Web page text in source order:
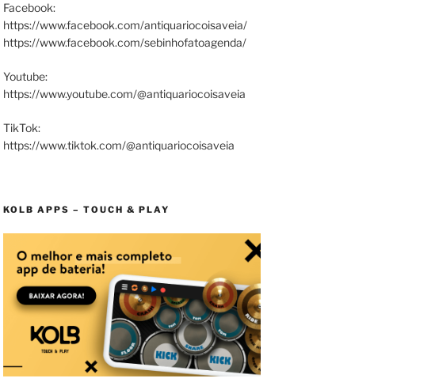
Facebook:
https://www.facebook.com/antiquariocoisaveia/
https://www.facebook.com/sebinhofatoagenda/
Youtube:
https://www.youtube.com/@antiquariocoisaveia
TikTok:
https://www.tiktok.com/@antiquariocoisaveia
KOLB APPS – TOUCH & PLAY